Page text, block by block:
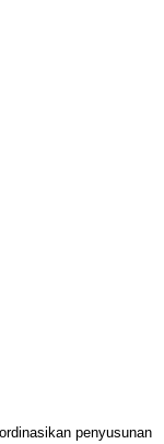
penyusunan